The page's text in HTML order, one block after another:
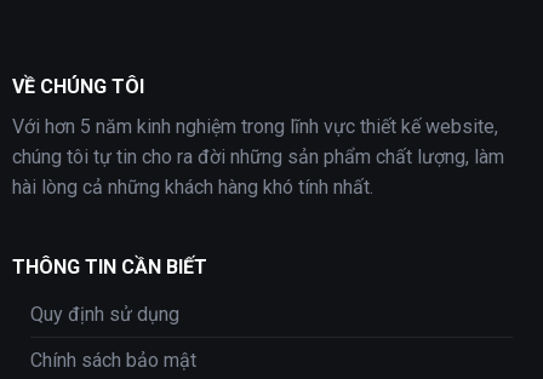
VỀ CHÚNG TÔI
Với hơn 5 năm kinh nghiệm trong lĩnh vực thiết kế website,
chúng tôi tự tin cho ra đời những sản phẩm chất lượng, làm
hài lòng cả những khách hàng khó tính nhất.
THÔNG TIN CẦN BIẾT
Quy định sử dụng
Chính sách bảo mật